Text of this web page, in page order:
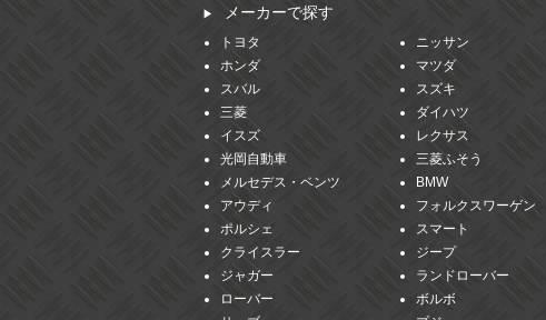
メーカーで探す
トヨタ
ニッサン
ホンダ
マツダ
スバル
スズキ
三菱
ダイハツ
イスズ
レクサス
光岡自動車
三菱ふそう
メルセデス・ベンツ
BMW
アウディ
フォルクスワーゲン
ポルシェ
スマート
クライスラー
ジープ
ジャガー
ランドローバー
ローバー
ボルボ